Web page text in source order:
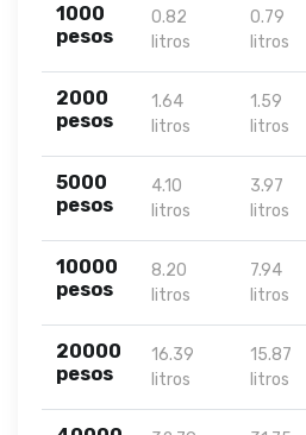
1000
pesos
0.82
litros
0.79
litros
2000
pesos
1.64
litros
1.59
litros
5000
pesos
4.10
litros
3.97
litros
10000
pesos
8.20
litros
7.94
litros
20000
pesos
16.39
litros
15.87
litros